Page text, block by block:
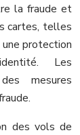
la fraude et
cartes, telles
protection
Les
mesures
des vols de